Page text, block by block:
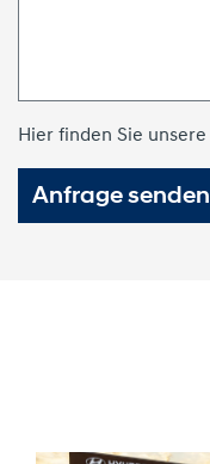
Hier finden Sie unsere
Anfrage senden